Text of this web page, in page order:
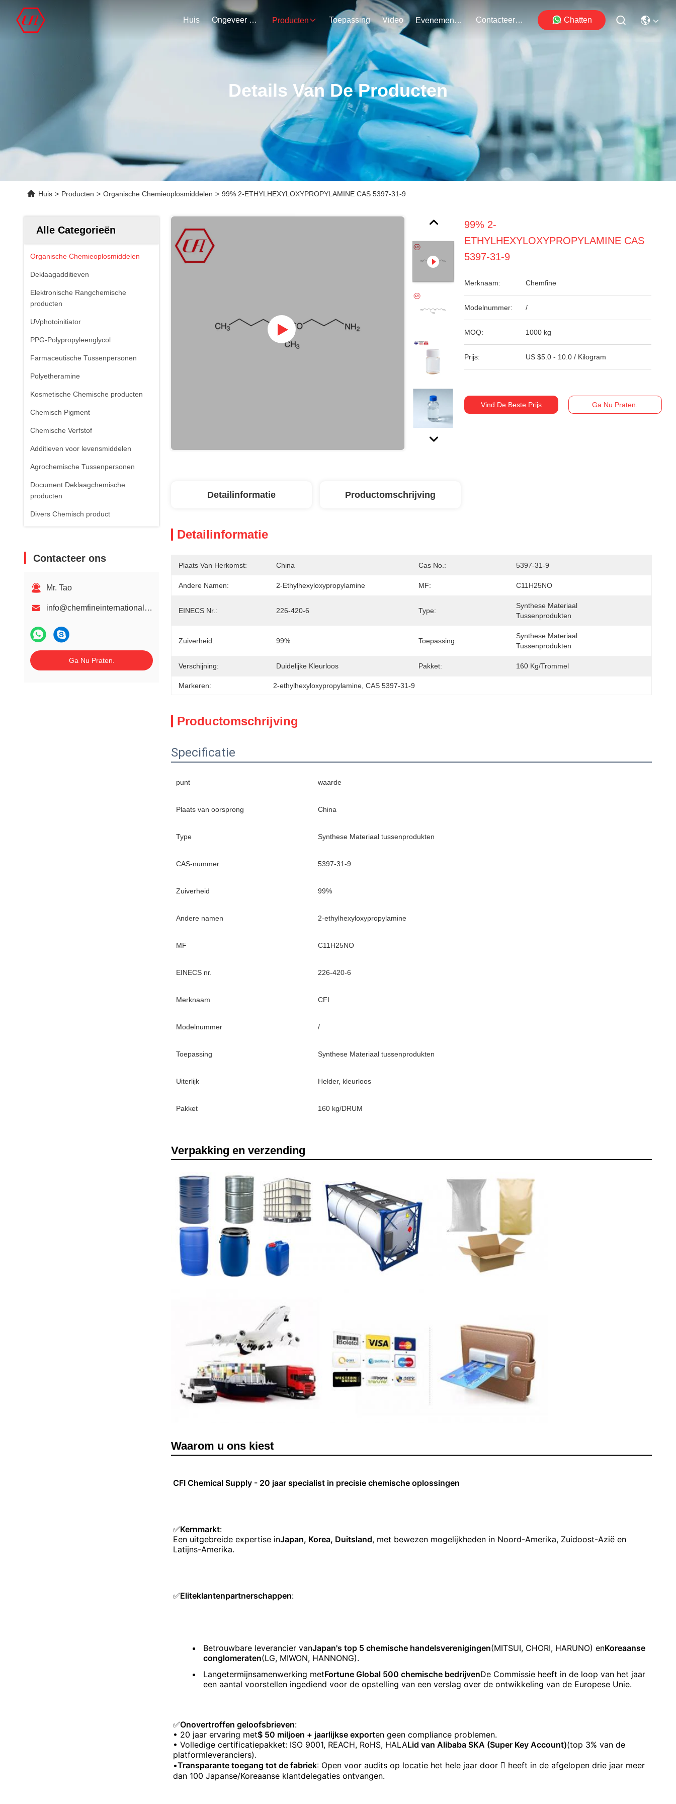
Huis Ongeveer Ons Producten Toepassing Video Evenementen Contacteer Ons Chatten
Details Van De Producten
Huis > Producten > Organische Chemieoplosmiddelen > 99% 2-ETHYLHEXYLOXYPROPYLAMINE CAS 5397-31-9
Alle Categorieën
Organische Chemieoplosmiddelen
Deklaagadditieven
Elektronische Rangchemische
producten
UVphotoinitiator
PPG-Polypropyleenglycol
Farmaceutische Tussenpersonen
Polyetheramine
Kosmetische Chemische producten
Chemisch Pigment
Chemische Verfstof
Additieven voor levensmiddelen
Agrochemische Tussenpersonen
Document Deklaagchemische
producten
Divers Chemisch product
Contacteer ons
Mr. Tao
info@chemfineinternational.com
Ga Nu Praten.
99% 2-
ETHYLHEXYLOXYPROPYLAMINE CAS
5397-31-9
Merknaam: Chemfine
Modelnummer: /
MOQ: 1000 kg
Prijs: US $5.0 - 10.0 / Kilogram
Vind De Beste Prijs Ga Nu Praten.
Detailinformatie Productomschrijving
Detailinformatie
Plaats Van Herkomst: China Cas No.: 5397-31-9
Andere Namen: 2-Ethylhexyloxypropylamine MF: C11H25NO
EINECS Nr.: 226-420-6 Type:
Synthese Materiaal
Tussenprodukten
Zuiverheid: 99% Toepassing:
Synthese Materiaal
Tussenprodukten
Verschijning: Duidelijke Kleurloos Pakket: 160 Kg/trommel
Markeren: 2-ethylhexyloxypropylamine , CAS 5397-31-9
Productomschrijving
Specificatie
punt waarde
Plaats van oorsprong China
Type Synthese Materiaal tussenprodukten
CAS-nummer. 5397-31-9
Zuiverheid 99%
Andere namen 2-ethylhexyloxypropylamine
MF C11H25NO
EINECS nr. 226-420-6
Merknaam CFI
Modelnummer /
Toepassing Synthese Materiaal tussenprodukten
Uiterlijk Helder, kleurloos
Pakket 160 kg/DRUM
Verpakking en verzending
Waarom u ons kiest
CFI Chemical Supply - 20 jaar specialist in precisie chemische oplossingen
✅Kernmarkt:
Een uitgebreide expertise inJapan, Korea, Duitsland, met bewezen mogelijkheden in Noord-Amerika, Zuidoost-Azië en
Latijns-Amerika.
✅Eliteklantenpartnerschappen:
Betrouwbare leverancier vanJapan's top 5 chemische handelsverenigingen(MITSUI, CHORI, HARUNO) enKoreaanse
conglomeraten(LG, MIWON, HANNONG).
Langetermijnsamenwerking metFortune Global 500 chemische bedrijvenDe Commissie heeft in de loop van het jaar
een aantal voorstellen ingediend voor de opstelling van een verslag over de ontwikkeling van de Europese Unie.
✅Onovertroffen geloofsbrieven:
• 20 jaar ervaring met$ 50 miljoen + jaarlijkse exporten geen compliance problemen.
• Volledige certificatiepakket: ISO 9001, REACH, RoHS, HALALid van Alibaba SKA (Super Key Account)(top 3% van de
platformleveranciers).
•Transparante toegang tot de fabriek: Open voor audits op locatie het hele jaar door  heeft in de afgelopen drie jaar meer
dan 100 Japanse/Koreaanse klantdelegaties ontvangen.